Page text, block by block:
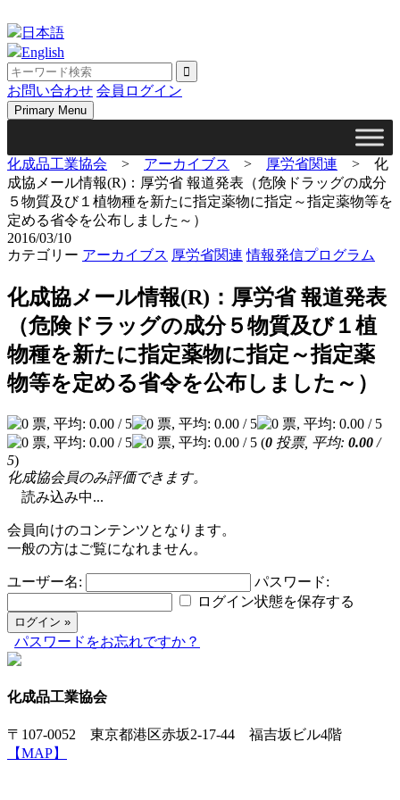
to
content
日本語
English
お問い合わせ 会員ログイン
Primary Menu
化成品工業協会 > アーカイブス > 厚労省関連 > 化
成協メール情報(R)：厚労省 報道発表（危険ドラッグの成分
５物質及び１植物種を新たに指定薬物に指定～指定薬物等を
定める省令を公布しました～）
2016/03/10
カテゴリー アーカイブス 厚労省関連 情報発信プログラム
化成協メール情報(R)：厚労省 報道発表
（危険ドラッグの成分５物質及び１植
物種を新たに指定薬物に指定～指定薬
物等を定める省令を公布しました～）
(0 投票, 平均: 0.00 /
5)
化成協会員のみ評価できます。
読み込み中...
会員向けのコンテンツとなります。
一般の方はご覧になれません。
ユーザー名:
パスワード:
ログイン状態を保存する
パスワードをお忘れですか？
化成品工業協会
〒107-0052 東京都港区赤坂2-17-44 福吉坂ビル4階
【MAP】